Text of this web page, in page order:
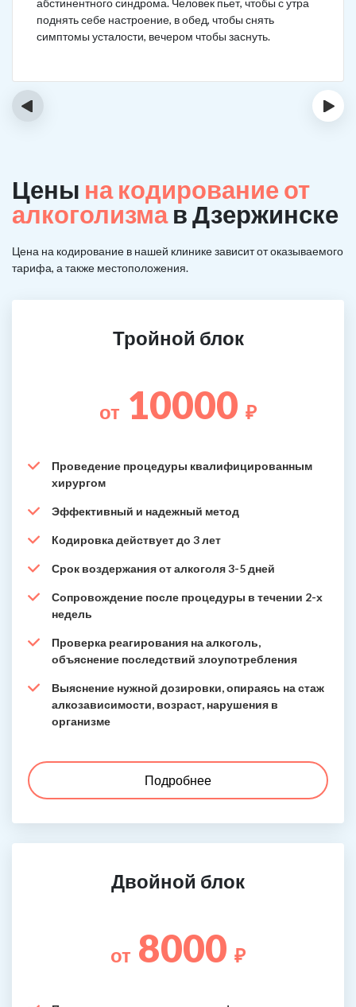
абстинентного синдрома. Человек пьет, чтобы с утра
поднять себе настроение, в обед, чтобы снять
симптомы усталости, вечером чтобы заснуть.
‹ ›
Цены на кодирование от
алкоголизмав Дзержинске
Цена на кодирование в нашей клинике зависит от оказываемого
тарифа, а также местоположения.
Тройной блок
от 10000 ₽
Проведение процедуры квалифицированным
хирургом
Эффективный и надежный метод
Кодировка действует до 3 лет
Срок воздержания от алкоголя 3-5 дней
Сопровождение после процедуры в течении 2-х
недель
Проверка реагирования на алкоголь,
объяснение последствий злоупотребления
Выяснение нужной дозировки, опираясь на стаж
алкозависимости, возраст, нарушения в
организме
Подробнее
Двойной блок
от 8000 ₽